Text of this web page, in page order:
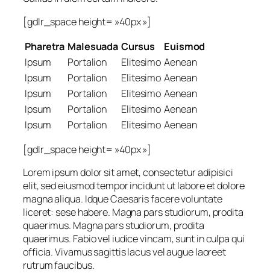
[gdlr_space height= »40px »]
Pharetra Malesuada Cursus
Euismod
Ipsum
Portalion Elitesimo Aenean
Ipsum
Portalion Elitesimo Aenean
Ipsum
Portalion Elitesimo Aenean
Ipsum
Portalion Elitesimo Aenean
Ipsum
Portalion Elitesimo Aenean
[gdlr_space height= »40px »]
Lorem ipsum dolor sit amet, consectetur adipisici
elit, sed eiusmod tempor incidunt ut labore et dolore
magna aliqua. Idque Caesaris facere voluntate
liceret: sese habere. Magna pars studiorum, prodita
quaerimus. Magna pars studiorum, prodita
quaerimus. Fabio vel iudice vincam, sunt in culpa qui
officia. Vivamus sagittis lacus vel augue laoreet
rutrum faucibus.